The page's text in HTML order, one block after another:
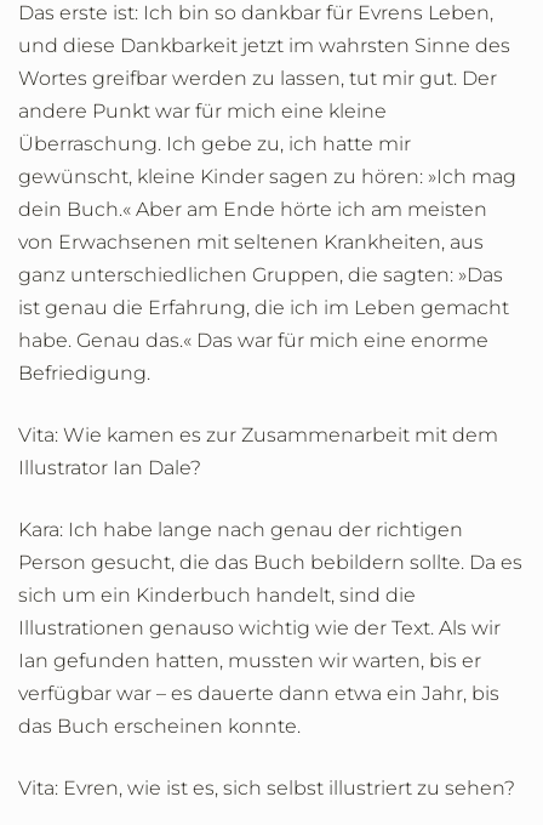
Das erste ist: Ich bin so dankbar für Evrens Leben,
und diese Dankbarkeit jetzt im wahrsten Sinne des
Wortes greifbar werden zu lassen, tut mir gut. Der
andere Punkt war für mich eine kleine
Überraschung. Ich gebe zu, ich hatte mir
gewünscht, kleine Kinder sagen zu hören: »Ich mag
dein Buch.« Aber am Ende hörte ich am meisten
von Erwachsenen mit seltenen Krankheiten, aus
ganz unterschiedlichen Gruppen, die sagten: »Das
ist genau die Erfahrung, die ich im Leben gemacht
habe. Genau das.« Das war für mich eine enorme
Befriedigung.
Vita: Wie kamen es zur Zusammenarbeit mit dem
Illustrator Ian Dale?
Kara: Ich habe lange nach genau der richtigen
Person gesucht, die das Buch bebildern sollte. Da es
sich um ein Kinderbuch handelt, sind die
Illustrationen genauso wichtig wie der Text. Als wir
Ian gefunden hatten, mussten wir warten, bis er
verfügbar war – es dauerte dann etwa ein Jahr, bis
das Buch erscheinen konnte.
Vita: Evren, wie ist es, sich selbst illustriert zu sehen?